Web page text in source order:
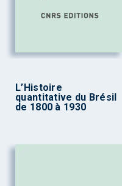
L’Histoire
quantitative du Brésil
de 1800 à 1930